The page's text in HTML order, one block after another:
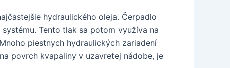
hydraulického oleja. Čerpadlo
Tento tlak sa potom využíva na
piestnych hydraulických zariadení
povrch kvapaliny v uzavretej nádobe, je